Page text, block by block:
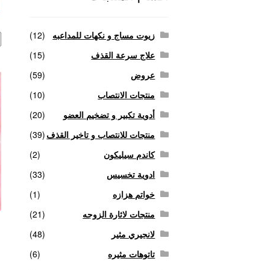
زيوت مساج و نكهات للمداعبه
(12)
علاج سرعة القذف
(15)
عروض
(59)
منتجات الانتصاب
(10)
أدوية تكبير و تضخيم العضو
(20)
منتجات للانتصاب و تاخير القذف (39)
كاندم سيليكون
(2)
ادوية تخسيس
(33)
خواتم هزازه
(1)
منتجات لاثارة الزوجه
(21)
لانجيري مثير
(48)
تاتوهات مثيره
(6)